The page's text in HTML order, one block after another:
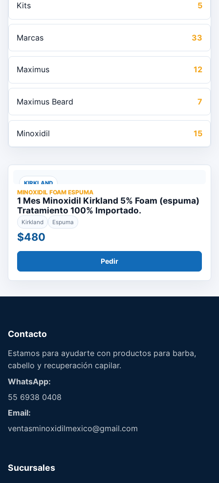
Kits 5
Marcas 33
Maximus 12
Maximus Beard 7
Minoxidil 15
KIRKLAND
MINOXIDIL FOAM ESPUMA
1 Mes Minoxidil Kirkland 5% Foam (espuma)
Tratamiento 100% Importado.
Kirkland Espuma
$480
Pedir
Contacto
Estamos para ayudarte con productos para barba,
cabello y recuperación capilar.
WhatsApp:
55 6938 0408
Email:
ventasminoxidilmexico@gmail.com
Sucursales